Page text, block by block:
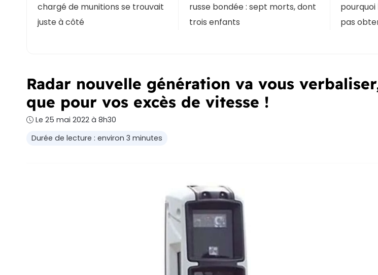
chargé de munitions se trouvait
juste à côté
russe bondée : sept morts, dont
trois enfants
pas
Radar nouvelle génération va vous
que pour vos excès de vitesse !
Le 25 mai 2022 à 8h30
Durée de lecture : environ 3 minutes